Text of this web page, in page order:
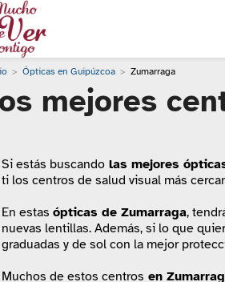
Ópticas en Guipúzcoa Zumarraga
mejores
Si estás buscando las mejores
ti los centros de salud visual más
En estas ópticas de Zumarraga,
nuevas lentillas. Además, si lo que
graduadas y de sol con la mejor
Muchos de estos centros en